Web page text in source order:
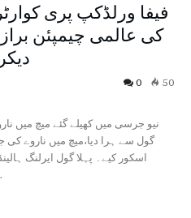
0
50
گول سے ہرا دیا،میچ میں ناروے کی
دوسرا